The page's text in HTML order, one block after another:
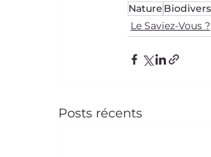
Nature
Le Saviez-Vous ?
Posts récents